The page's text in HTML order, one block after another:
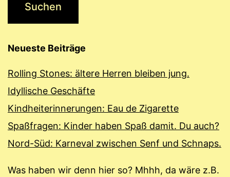
Neueste Beiträge
Rolling Stones: ältere Herren bleiben jung.
Idyllische Geschäfte
Kindheiterinnerungen: Eau de Zigarette
Spaßfragen: Kinder haben Spaß damit. Du auch?
Nord-Süd: Karneval zwischen Senf und Schnaps.
Was haben wir denn hier so? Mhhh, da wäre z.B.